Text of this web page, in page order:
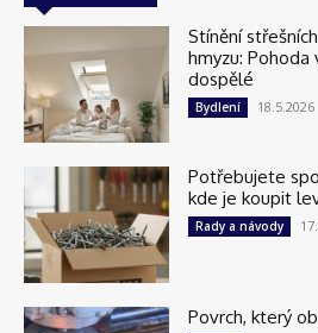
Stínění
hmyzu:
dospělé
Bydlení 18.5.2026
Potřebujete
kde je koupit
Rady a návody
Povrch, který